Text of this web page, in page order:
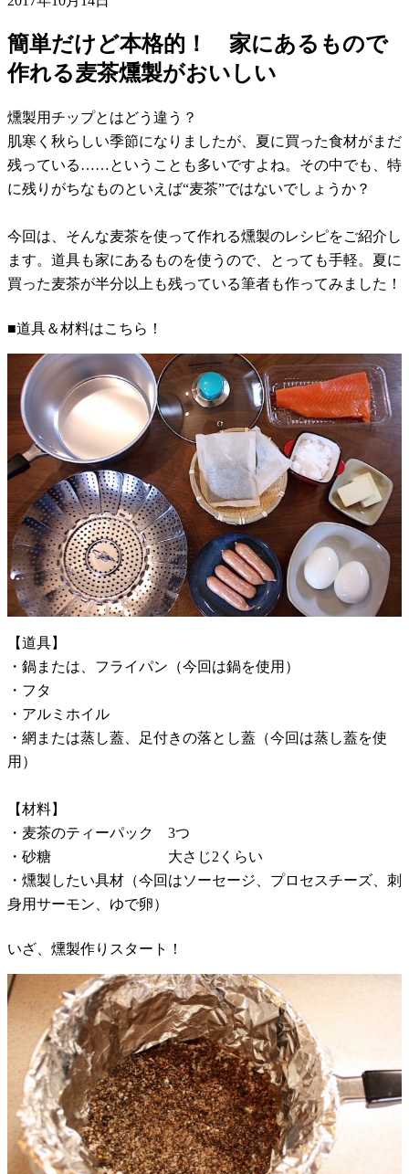
簡単だけど本格的！ 家にあるもので
作れる麦茶燻製がおいしい
燻製用チップとはどう違う？
肌寒く秋らしい季節になりましたが、夏に買った食材がまだ
残っている……ということも多いですよね。その中でも、特
に残りがちなものといえば“麦茶”ではないでしょうか？
今回は、そんな麦茶を使って作れる燻製のレシピをご紹介し
ます。道具も家にあるものを使うので、とっても手軽。夏に
買った麦茶が半分以上も残っている筆者も作ってみました！
■道具＆材料はこちら！
【道具】
・鍋または、フライパン（今回は鍋を使用）
・フタ
・アルミホイル
・網または蒸し蓋、足付きの落とし蓋（今回は蒸し蓋を使
用）
【材料】
・麦茶のティーパック 3つ
・砂糖 大さじ2くらい
・燻製したい具材（今回はソーセージ、プロセスチーズ、刺
身用サーモン、ゆで卵）
いざ、燻製作りスタート！